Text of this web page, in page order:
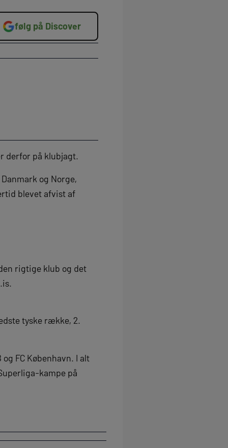
følg på Discover
derfor på klubjagt.
og Norge,
blevet afvist af
rigtige klub og det
tyske række, 2.
FC København. I alt
kampe på